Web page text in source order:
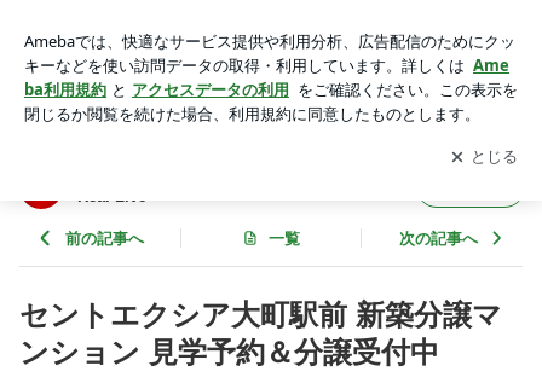
受付中 | 広島市西区で不動産会社を営む...Liv.ReaLのReal Li
アプリをダウンロードして ブログの更新通知
を受け取りまし
ょう。
開く
Real Live
前の記事へ 一覧 次の記事へ
セントエクシア大町駅前 新築分譲マ
ンション 見学予約＆分譲受付中